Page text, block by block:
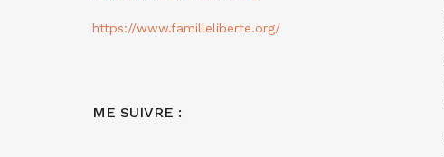
https://www.familleliberte.org/
ME SUIVRE :